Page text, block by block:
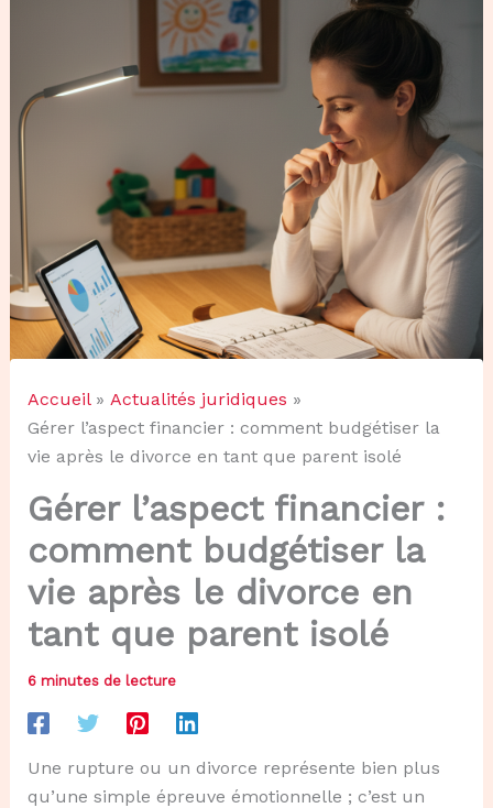
Accueil
Actualités juridiques
Gérer l’aspect financier : comment budgétiser la
vie après le divorce en tant que parent isolé
Gérer l’aspect financier :
comment budgétiser la
vie après le divorce en
tant que parent isolé
6 minutes de lecture
Une rupture ou un divorce représente bien plus
qu’une simple épreuve émotionnelle ; c’est un